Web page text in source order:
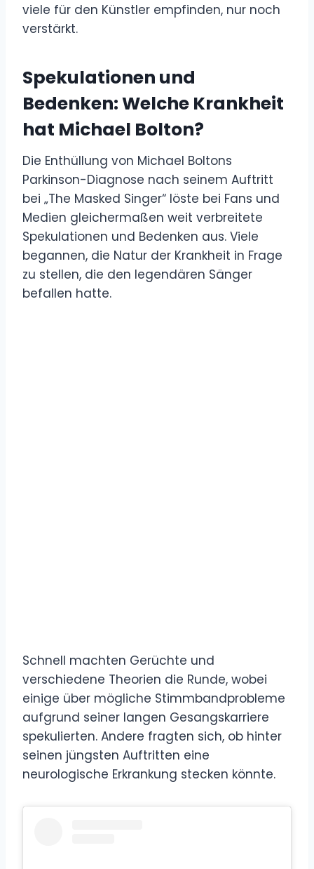
viele für den Künstler empfinden, nur noch
verstärkt.
Spekulationen und
Bedenken: Welche Krankheit
hat Michael Bolton?
Die Enthüllung von Michael Boltons
Parkinson-Diagnose nach seinem Auftritt
bei „The Masked Singer“ löste bei Fans und
Medien gleichermaßen weit verbreitete
Spekulationen und Bedenken aus. Viele
begannen, die Natur der Krankheit in Frage
zu stellen, die den legendären Sänger
befallen hatte.
Schnell machten Gerüchte und
verschiedene Theorien die Runde, wobei
einige über mögliche Stimmbandprobleme
aufgrund seiner langen Gesangskarriere
spekulierten. Andere fragten sich, ob hinter
seinen jüngsten Auftritten eine
neurologische Erkrankung stecken könnte.